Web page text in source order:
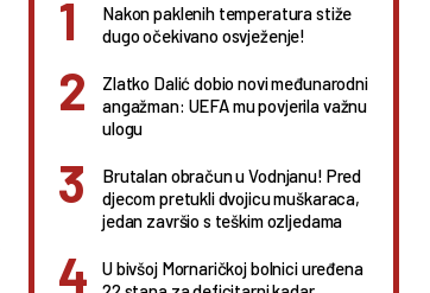
Nakon paklenih temperatura stiže
dugo očekivano osvježenje!
Zlatko Dalić dobio novi međunarodni
angažman: UEFA mu povjerila važnu
ulogu
Brutalan obračun u Vodnjanu! Pred
djecom pretukli dvojicu muškaraca,
jedan završio s teškim ozljedama
U bivšoj Mornaričkoj bolnici uređena